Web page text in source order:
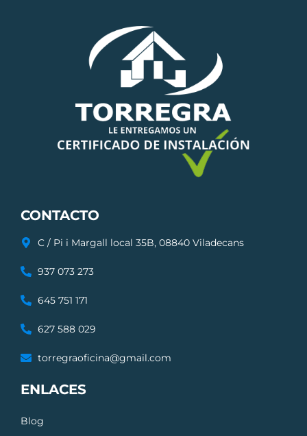
CONTACTO
C / Pi i Margall local 35B, 08840 Viladecans
937 073 273
645 751 171
627 588 029
torregraoficina@gmail.com
ENLACES
Blog